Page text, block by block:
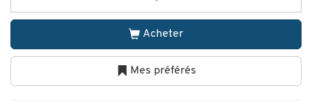
Acheter
Mes préférés